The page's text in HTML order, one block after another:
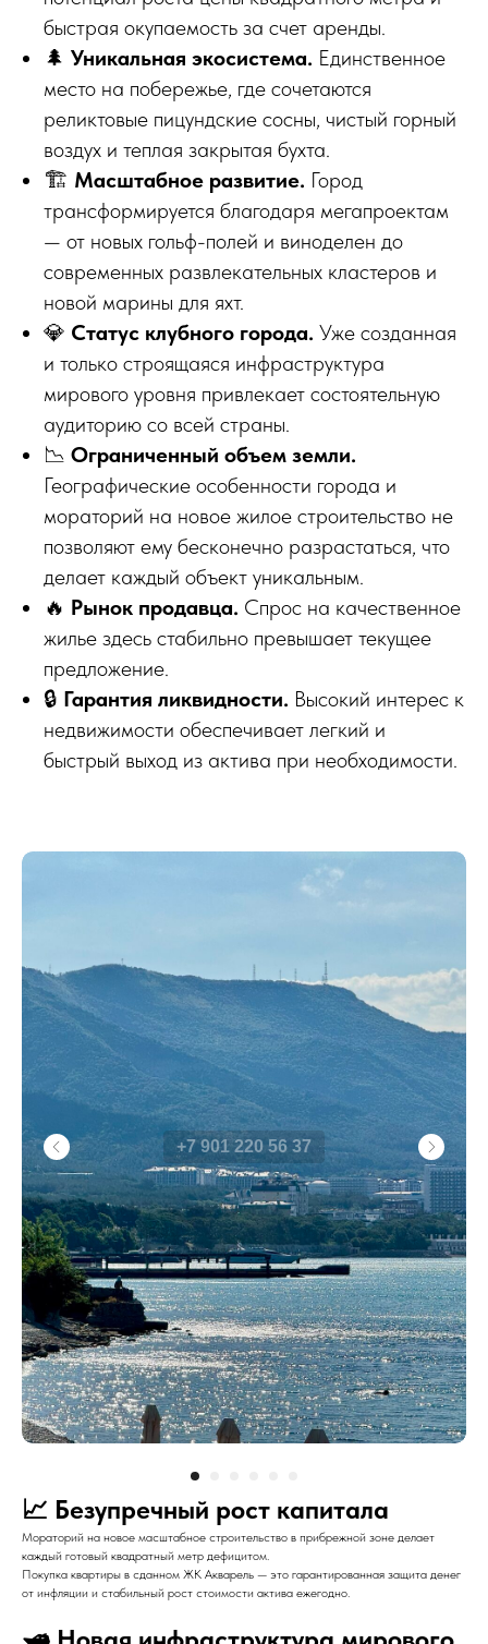
быстрая окупаемость за счет аренды.
🌲 Уникальная экосистема. Единственное
место на побережье, где сочетаются
реликтовые пицундские сосны, чистый горный
воздух и теплая закрытая бухта.
🏗 Масштабное развитие. Город
трансформируется благодаря мегапроектам
— от новых гольф-полей и виноделен до
современных развлекательных кластеров и
новой марины для яхт.
💎 Статус клубного города. Уже созданная
и только строящаяся инфраструктура
мирового уровня привлекает состоятельную
аудиторию со всей страны.
📉 Ограниченный объем земли.
Географические особенности города и
мораторий на новое жилое строительство не
позволяют ему бесконечно разрастаться, что
делает каждый объект уникальным.
🔥 Рынок продавца. Спрос на качественное
жилье здесь стабильно превышает текущее
предложение.
🔒 Гарантия ликвидности. Высокий интерес к
недвижимости обеспечивает легкий и
быстрый выход из актива при необходимости.
+7 901 220 56 37
📈 Безупречный рост капитала
Мораторий на новое масштабное строительство в прибрежной зоне делает
каждый готовый квадратный метр дефицитом.
Покупка квартиры в сданном ЖК Акварель — это гарантированная защита денег
от инфляции и стабильный рост стоимости актива ежегодно.